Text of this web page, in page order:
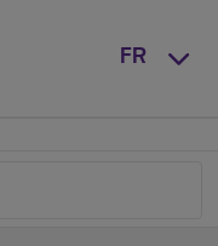
FR